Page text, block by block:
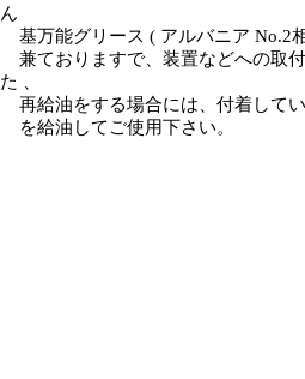
ん
基万能グリース ( アルバニア No.2
兼ておりますで、装置などへの取
た 、
再給油をする場合には、付着して
を給油してご使用下さい。